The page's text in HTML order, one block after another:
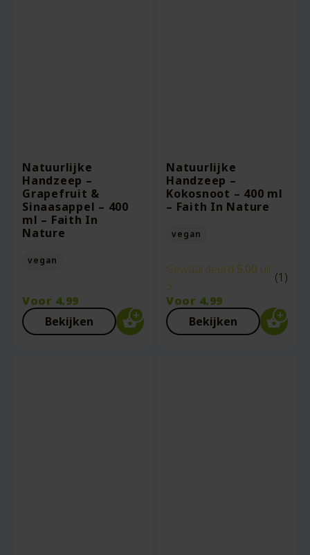
Natuurlijke
Handzeep –
Grapefruit &
Sinaasappel – 400
ml – Faith In
Nature
vegan
Voor 4.99
Bekijken
Natuurlijke
Handzeep –
Kokosnoot – 400 ml
– Faith In Nature
vegan
Gewaardeerd 5.00 uit
5
(1)
Voor 4.99
Bekijken